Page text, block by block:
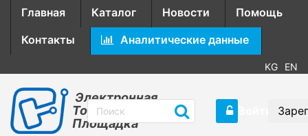
Главная Каталог Новости
Помощь
Контакты
Аналитические данные
KG EN
Электронная
Торговая
Площадка